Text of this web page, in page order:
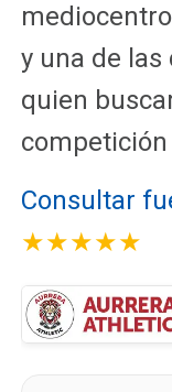
y una de las
quien
Consultar
★★★★★